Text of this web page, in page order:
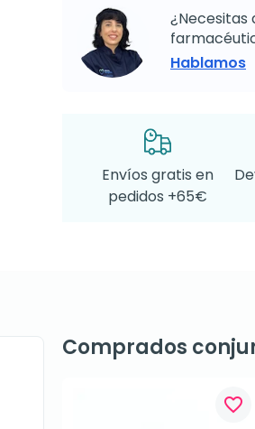
¿Necesitas
Hablamos
Envíos gratis en
pedidos +65€
Comprados
favorite_border